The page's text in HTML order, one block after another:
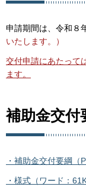
申請期間は、令和８
いたします。）
交付申請にあたって
ます。
補助金交付
・補助金交付要綱（
・様式（ワード：